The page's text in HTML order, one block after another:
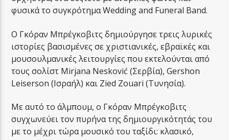
φυσικά το συγκρότημα Wedding and Funeral Band.
Ο Γκόραν Μπρέγκοβιτς δημιούργησε τρεις λυρικές
ιστορίες βασισμένες σε χριστιανικές, εβραϊκές και
μουσουλμανικές λειτουργίες που εκτελούνται από
τους σολίστ Mirjana Nesković (Σερβία), Gershon
Leiserson (Ισραήλ) και Zied Zouari (Τυνησία).
Με αυτό το άλμπουμ, ο Γκόραν Μπρέγκοβιτς
συγχωνεύει τον πυρήνα της δημιουργικότητάς του
με το μέχρι τώρα μουσικό του ταξίδι: κλασικό,